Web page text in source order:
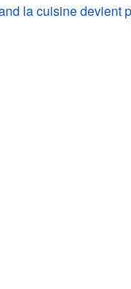
la cuisine devient